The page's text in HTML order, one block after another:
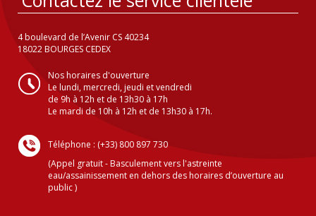
4 boulevard de l’Avenir CS 40234
18022 BOURGES CEDEX
Nos horaires d'ouverture
Le lundi, mercredi, jeudi et vendredi
de 9h à 12h et de 13h30 à 17h
Le mardi de 10h à 12h et de 13h30 à 17h.
Téléphone : (+33) 800 897 730
(Appel gratuit - Basculement vers l'astreinte
eau/assainissement en dehors des horaires d’ouverture au
public )